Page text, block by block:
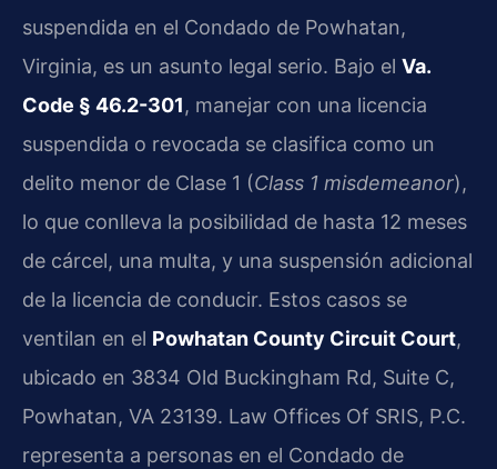
suspendida en el Condado de Powhatan,
Virginia, es un asunto legal serio. Bajo el Va.
Code § 46.2-301, manejar con una licencia
suspendida o revocada se clasifica como un
delito menor de Clase 1 (Class 1 misdemeanor),
lo que conlleva la posibilidad de hasta 12 meses
de cárcel, una multa, y una suspensión adicional
de la licencia de conducir. Estos casos se
ventilan en el Powhatan County Circuit Court,
ubicado en 3834 Old Buckingham Rd, Suite C,
Powhatan, VA 23139. Law Offices Of SRIS, P.C.
representa a personas en el Condado de